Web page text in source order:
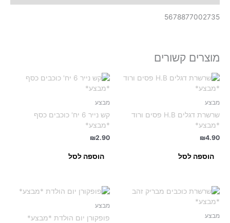
5678877002735
מוצרים קשורים
מבצע
שרשרת דגלים H.B פסים ורוד
*מבצע*
₪4.90
הוספה לסל
מבצע
קש נייר 6 יח' כוכבים כסף
*מבצע*
₪2.90
הוספה לסל
מבצע
מבצע
פופקורן יום הולדת *מבצע*